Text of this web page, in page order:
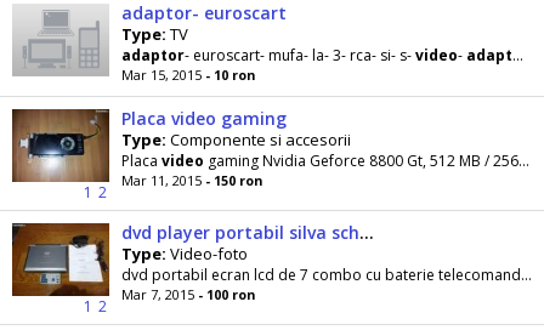
adaptor- euroscart
Type: TV
adaptor- euroscart- mufa- la- 3- rca- si- s-video- adaptor
Mar 15, 2015 - 10 ron
1 2
Placa video gaming
Type: Componente si accesorii
Placa video gaming Nvidia Geforce 8800 Gt, 512 MB / 256 Biti pe DDR III. Placa este Dual DVI si
Mar 11, 2015 - 150 ron
1 2
dvd player portabil silva schneider 710 p
Type: Video-foto
dvd portabil ecran lcd de 7 combo cu baterie telecomanda
Mar 7, 2015 - 100 ron